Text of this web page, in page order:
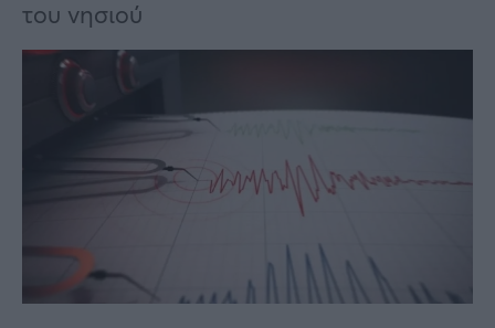
Αθλητικά
Υγεία
Γυναίκα
Καιρός
του νησιού